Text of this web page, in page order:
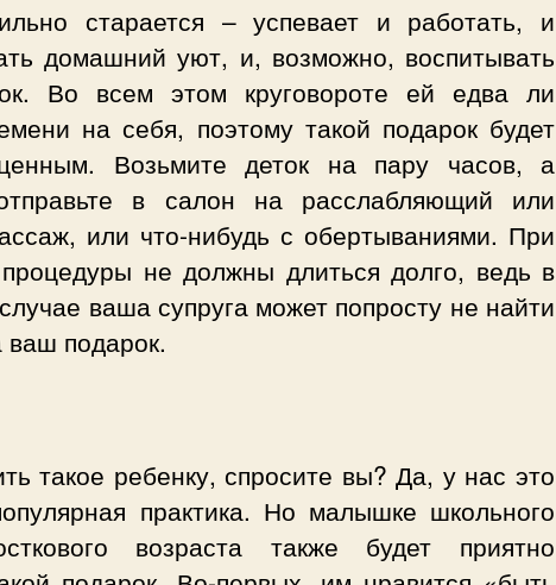
старается – успевает и работать, и
домашний уют, и, возможно, воспитывать
Во всем этом круговороте ей едва ли
на себя, поэтому такой подарок будет
Возьмите деток на пару часов, а
в салон на расслабляющий или
или что-нибудь с обертываниями. При
не должны длиться долго, ведь в
ваша супруга может попросту не найти
подарок.
такое ребенку, спросите вы? Да, у нас это
практика. Но малышке школьного
возраста также будет приятно